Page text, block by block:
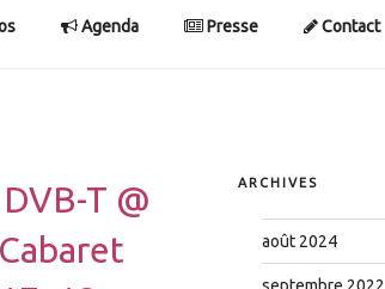
Agenda Presse Contact
T @
ARCHIVES
août 2024